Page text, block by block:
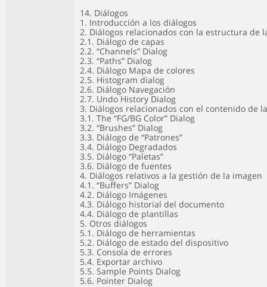
14. Diálogos
1. Introducción a los diálogos
2. Diálogos relacionados con la estructura de
2.1. Diálogo de capas
2.2. “Channels” Dialog
2.3. “Paths” Dialog
2.4. Diálogo Mapa de colores
2.5. Histogram dialog
2.6. Diálogo Navegación
2.7. Undo History Dialog
3. Diálogos relacionados con el contenido de
3.1. The “FG/BG Color” Dialog
3.2. “Brushes” Dialog
3.3. Diálogo de “Patrones”
3.4. Diálogo Degradados
3.5. Diálogo “Paletas”
3.6. Diálogo de fuentes
4. Diálogos relativos a la gestión de la imagen
4.1. “Buffers” Dialog
4.2. Diálogo Imágenes
4.3. Diálogo historial del documento
4.4. Diálogo de plantillas
5. Otros diálogos
5.1. Diálogo de herramientas
5.2. Diálogo de estado del dispositivo
5.3. Consola de errores
5.4. Exportar archivo
5.5. Sample Points Dialog
5.6. Pointer Dialog